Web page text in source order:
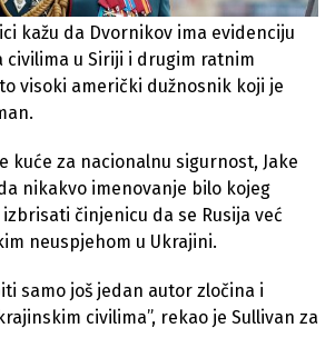
kažu da Dvornikov ima evidenciju
u Siriji i drugim ratnim
visoki američki dužnosnik koji je
kuće za nacionalnu sigurnost, Jake
nikakvo imenovanje bilo kojeg
činjenicu da se Rusija već
neuspjehom u Ukrajini.
samo još jedan autor zločina i
civilima”, rekao je Sullivan za